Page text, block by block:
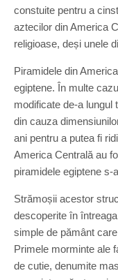
constuite pentru a
aztecilor din America
religioase, deși unele
Piramidele din
egiptene. În multe
modificate de-a lungul
din cauza
ani pentru a putea fi
America Centrală au
piramidele egiptene s-
Strămoșii acestor
descoperite în
simple de pământ
Primele morminte ale
de cutie, denumite